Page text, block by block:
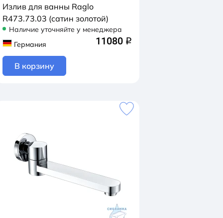
Излив для ванны Raglo
R473.73.03 (сатин золотой)
Наличие уточняйте у менеджера
Германия
11080 q
В корзину